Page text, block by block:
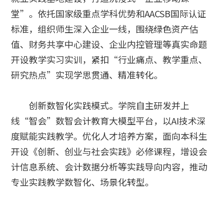
堂”。依托国家级重点学科优势和AACSB国际认证
标准，组织师生深入企业一线，围绕绿色资产估
值、财务共享中心建设、企业内控管理等真实命题
开设教学实习实训，紧扣“行业痛点、教学重点、
研究热点”实现学思贯通、精准转化。
创新数智化实践模式。学院自主研发并上
线“智会”数智会计教育大模型平台，以AI技术深
度赋能实践教学。优化人才培养方案，面向本科生
开设《创新、创业与社会实践》必修课程，增设会
计信息系统、会计数据分析等实践导向内容，推动
专业实践教学数智化、场景化转型。